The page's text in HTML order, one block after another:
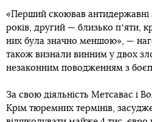
«Перший скоював антидержавні
років, другий — близько пʼяти,
них була значно меншою», —
також визнали винним у двох
незаконним поводженням з
За свою діяльність Метсавас і
Крім тюремних термінів,